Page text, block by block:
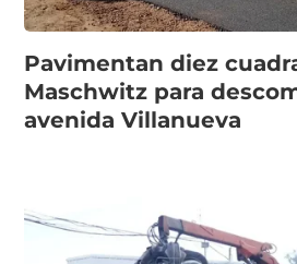
Pavimentan diez
Maschwitz para
avenida Villanueva